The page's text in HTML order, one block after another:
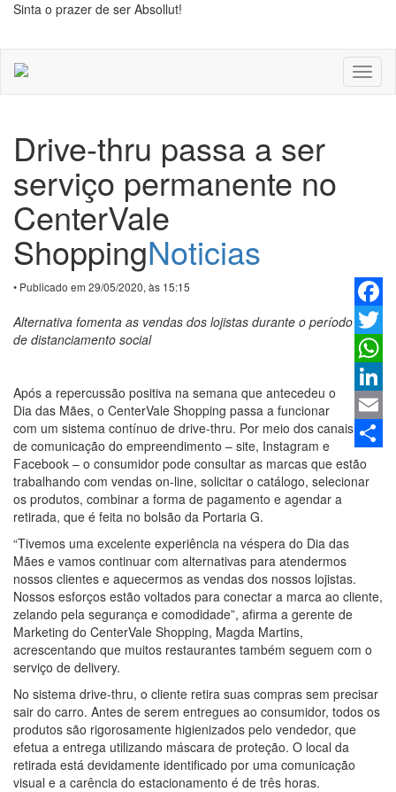
Sinta o prazer de ser Absollut!
Drive-thru passa a ser
serviço permanente no
CenterVale
ShoppingNoticias
• Publicado em 29/05/2020, às 15:15
Twitter
Email
Share
Alternativa fomenta as vendas dos lojistas durante o período
de distanciamento social
Após a repercussão positiva na semana que antecedeu o
Dia das Mães, o CenterVale Shopping passa a funcionar
com um sistema contínuo de drive-thru. Por meio dos canais
de comunicação do empreendimento – site, Instagram e
Facebook – o consumidor pode consultar as marcas que estão
trabalhando com vendas on-line, solicitar o catálogo, selecionar
os produtos, combinar a forma de pagamento e agendar a
retirada, que é feita no bolsão da Portaria G.
“Tivemos uma excelente experiência na véspera do Dia das
Mães e vamos continuar com alternativas para atendermos
nossos clientes e aquecermos as vendas dos nossos lojistas.
Nossos esforços estão voltados para conectar a marca ao cliente,
zelando pela segurança e comodidade”, afirma a gerente de
Marketing do CenterVale Shopping, Magda Martins,
acrescentando que muitos restaurantes também seguem com o
serviço de delivery.
No sistema drive-thru, o cliente retira suas compras sem precisar
sair do carro. Antes de serem entregues ao consumidor, todos os
produtos são rigorosamente higienizados pelo vendedor, que
efetua a entrega utilizando máscara de proteção. O local da
retirada está devidamente identificado por uma comunicação
visual e a carência do estacionamento é de três horas.